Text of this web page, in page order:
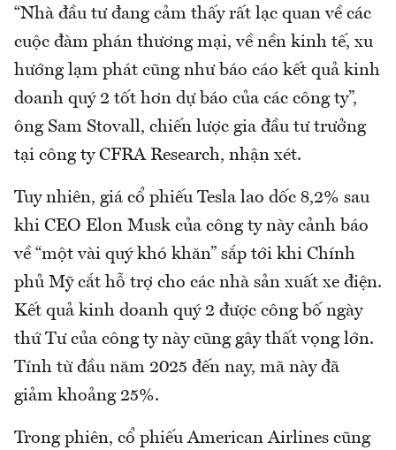
“Nhà đầu tư đang cảm thấy rất lạc quan về các
cuộc đàm phán thương mại, về nền kinh tế, xu
hướng lạm phát cũng như báo cáo kết quả kinh
doanh quý 2 tốt hơn dự báo của các công ty”,
ông Sam Stovall, chiến lược gia đầu tư trưởng
tại công ty CFRA Research, nhận xét.
Tuy nhiên, giá cổ phiếu Tesla lao dốc 8,2% sau
khi CEO Elon Musk của công ty này cảnh báo
về “một vài quý khó khăn” sắp tới khi Chính
phủ Mỹ cắt hỗ trợ cho các nhà sản xuất xe điện.
Kết quả kinh doanh quý 2 được công bố ngày
thứ Tư của công ty này cũng gây thất vọng lớn.
Tính từ đầu năm 2025 đến nay, mã này đã
giảm khoảng 25%.
Trong phiên, cổ phiếu American Airlines cũng